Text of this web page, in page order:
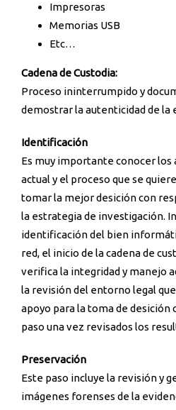
Impresoras
Memorias USB
Etc…
Cadena de Custodia:
Proceso ininterrumpido y
demostrar la autenticidad de la
Identificación
Es muy importante conocer
actual y el proceso que se
tomar la mejor desición con
la estrategia de investigación.
identificación del bien
red, el inicio de la cadena de
verifica la integridad y manejo
la revisión del entorno legal
apoyo para la toma de
paso una vez revisados los
Preservación
Este paso incluye la revisión y
imágenes forenses de la